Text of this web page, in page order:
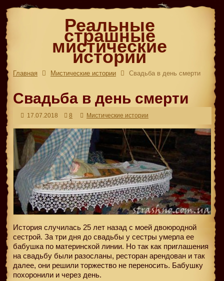
Реальные
страшные
мистические
истории
Главная Мистические истории Свадьба в день смерти
Свадьба в день смерти
17.07.2018 8 Мистические истории
История случилась 25 лет назад с моей двоюродной
сестрой. За три дня до свадьбы у сестры умерла ее
бабушка по материнской линии. Но так как приглашения
на свадьбу были разосланы, ресторан арендован и так
далее, они решили торжество не переносить. Бабушку
похоронили и через день.